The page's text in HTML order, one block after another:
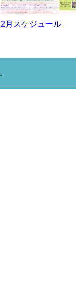
2月スケジュール